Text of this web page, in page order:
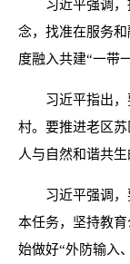
习近平强调
念，找准在服务
度融入共建“一带
习近平指出
村。要推进老区
人与自然和谐共生
习近平强调
本任务，坚持教
始做好“外防输入